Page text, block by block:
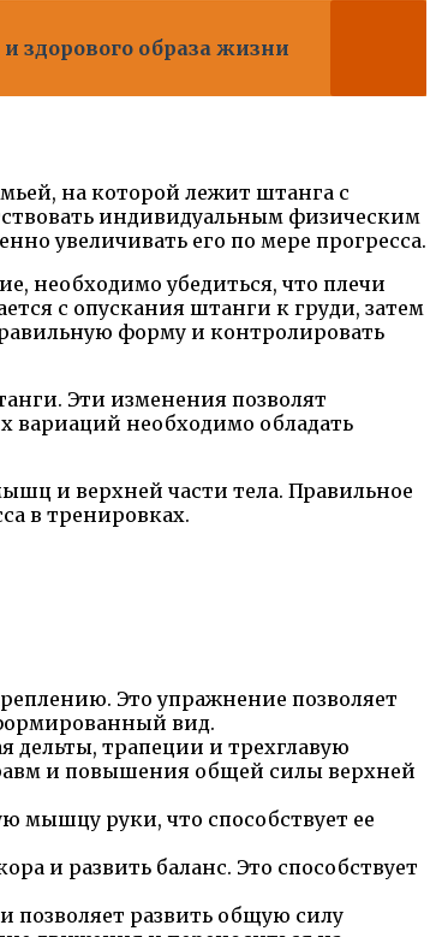
здорового образа жизни
на которой лежит штанга с
индивидуальным физическим
увеличивать его по мере прогресса.
необходимо убедиться, что плечи
с опускания штанги к груди, затем
форму и контролировать
Эти изменения позволят
вариаций необходимо обладать
и верхней части тела. Правильное
в тренировках.
Это упражнение позволяет
вид.
дельты, трапеции и трехглавую
и повышения общей силы верхней
мышцу руки, что способствует ее
и развить баланс. Это способствует
развить общую силу